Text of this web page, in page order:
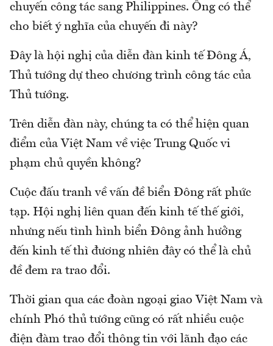
chuyến công tác sang Philippines. Ông có thể
cho biết ý nghĩa của chuyến đi này?
Đây là hội nghị của diễn đàn kinh tế Đông Á,
Thủ tướng dự theo chương trình công tác của
Thủ tướng.
Trên diễn đàn này, chúng ta có thể hiện quan
điểm của Việt Nam về việc Trung Quốc vi
phạm chủ quyền không?
Cuộc đấu tranh về vấn đề biển Đông rất phức
tạp. Hội nghị liên quan đến kinh tế thế giới,
nhưng nếu tình hình biển Đông ảnh hưởng
đến kinh tế thì đương nhiên đây có thể là chủ
đề đem ra trao đổi.
Thời gian qua các đoàn ngoại giao Việt Nam và
chính Phó thủ tướng cũng có rất nhiều cuộc
điện đàm trao đổi thông tin với lãnh đạo các